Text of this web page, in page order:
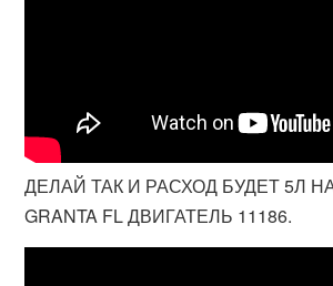
ДЕЛАЙ ТАК И РАСХОД БУДЕТ 5Л НА
GRANTA FL ДВИГАТЕЛЬ 11186.